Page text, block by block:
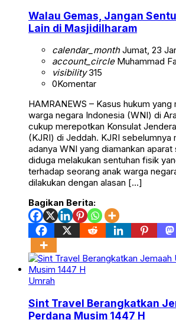
Walau Gemas, Jangan
Lain di Masjidilharam
calendar_monthJumat, 23
account_circleMuhammad
visibility315
0Komentar
HAMRANEWS – Kasus hukum
warga negara Indonesia (WNI) di
cukup merepotkan Konsulat
(KJRI) di Jeddah. KJRI sebelumnya
adanya WNI yang diamankan
diduga melakukan sentuhan fisik
terhadap seorang anak warga
dilakukan dengan alasan […]
Bagikan Berita:
Umrah
Sint Travel Berangkatkan
Perdana Musim 1447 H